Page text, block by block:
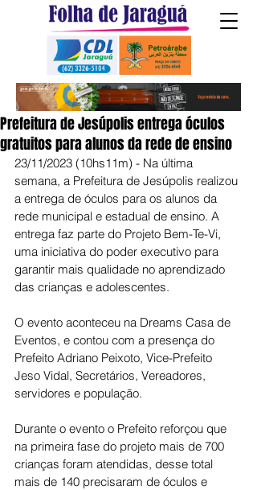
Prefeitura de Jesúpolis entrega óculos
gratuitos para alunos da rede de ensino
23/11/2023 (10hs11m) - Na última
semana, a Prefeitura de Jesúpolis realizou
a entrega de óculos para os alunos da
rede municipal e estadual de ensino. A
entrega faz parte do Projeto Bem-Te-Vi,
uma iniciativa do poder executivo para
garantir mais qualidade no aprendizado
das crianças e adolescentes.
O evento aconteceu na Dreams Casa de
Eventos, e contou com a presença do
Prefeito Adriano Peixoto, Vice-Prefeito
Jeso Vidal, Secretários, Vereadores,
servidores e população.
Durante o evento o Prefeito reforçou que
na primeira fase do projeto mais de 700
crianças foram atendidas, desse total
mais de 140 precisaram de óculos e